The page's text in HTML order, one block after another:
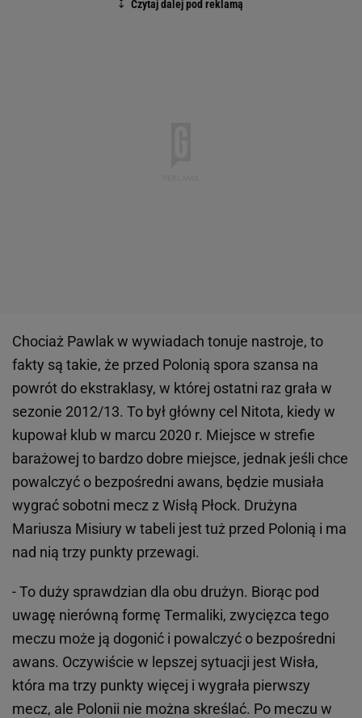
Chociaż Pawlak w wywiadach tonuje nastroje, to
fakty są takie, że przed Polonią spora szansa na
powrót do ekstraklasy, w której ostatni raz grała w
sezonie 2012/13. To był główny cel Nitota, kiedy w
kupował klub w marcu 2020 r. Miejsce w strefie
barażowej to bardzo dobre miejsce, jednak jeśli chce
powalczyć o bezpośredni awans, będzie musiała
wygrać sobotni mecz z Wisłą Płock. Drużyna
Mariusza Misiury w tabeli jest tuż przed Polonią i ma
nad nią trzy punkty przewagi.
- To duży sprawdzian dla obu drużyn. Biorąc pod
uwagę nierówną formę Termaliki, zwycięzca tego
meczu może ją dogonić i powalczyć o bezpośredni
awans. Oczywiście w lepszej sytuacji jest Wisła,
która ma trzy punkty więcej i wygrała pierwszy
mecz, ale Polonii nie można skreślać. Po meczu w